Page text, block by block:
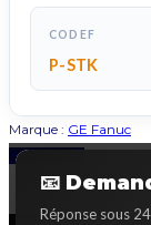
CODEF
P-STK
Marque : GE Fanuc
📧
Réponse sous
Back to Top